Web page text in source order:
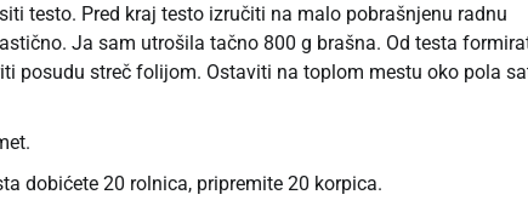
testo. Pred kraj testo izručiti na malo pobrašnjenu radnu
Ja sam utrošila tačno 800 g brašna. Od testa
posudu streč folijom. Ostaviti na toplom mestu oko pola
dobićete 20 rolnica, pripremite 20 korpica.